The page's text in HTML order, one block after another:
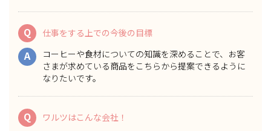
Q 仕事をする上での今後の目標
A
コーヒーや食材についての知識を深めることで、お客
さまが求めている商品をこちらから提案できるように
なりたいです。
Q ワルツはこんな会社！